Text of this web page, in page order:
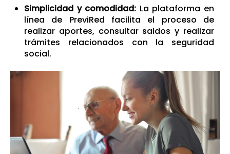
Simplicidad y comodidad: La plataforma en
línea de PreviRed facilita el proceso de
realizar aportes, consultar saldos y realizar
trámites relacionados con la seguridad
social.